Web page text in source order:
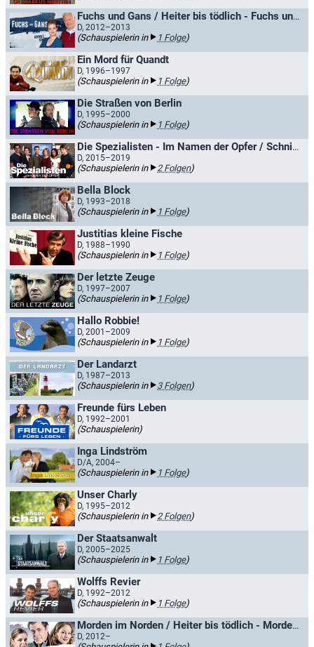
Fuchs und Gans / Heiter bis tödlich - Fuchs und Gans
D, 2012–2013
(Schauspielerin in 1 Folge)
Ein Mord für Quandt
D, 1996–1997
(Schauspielerin in 1 Folge)
Die Straßen von Berlin
D, 1995–2000
(Schauspielerin in 1 Folge)
Die Spezialisten - Im Namen der Opfer / Schnitt für Schnitt
D, 2015–2019
(Schauspielerin in 2 Folgen)
Bella Block
D, 1993–2018
(Schauspielerin in 1 Folge)
Justitias kleine Fische
D, 1988–1990
(Schauspielerin in 1 Folge)
Der letzte Zeuge
D, 1997–2007
(Schauspielerin in 1 Folge)
Hallo Robbie!
D, 2001–2009
(Schauspielerin in 1 Folge)
Der Landarzt
D, 1987–2013
(Schauspielerin in 3 Folgen)
Freunde fürs Leben
D, 1992–2001
(Schauspielerin)
Inga Lindström
D/A, 2004–
(Schauspielerin in 1 Folge)
Unser Charly
D, 1995–2012
(Schauspielerin in 2 Folgen)
Der Staatsanwalt
D, 2005–2025
(Schauspielerin in 1 Folge)
Wolffs Revier
D, 1992–2012
(Schauspielerin in 1 Folge)
Morden im Norden / Heiter bis tödlich - Morden im Norden
D, 2012–